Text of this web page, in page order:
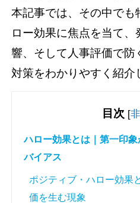
本記事では、その中でも
ロー効果に焦点を当て
響、そして人事評価で防
対策をわかりやすく紹介
目次 [
ハロー効果とは｜第一印
バイアス
ポジティブ・ハロー効果
価を生む現象